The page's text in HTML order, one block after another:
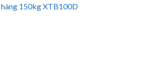
hàng 150kg XTB100D